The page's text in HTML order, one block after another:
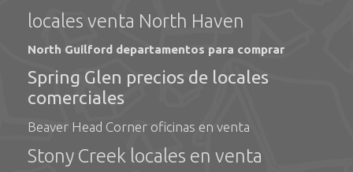
locales venta North Haven
North Guilford departamentos para comprar
Spring Glen precios de locales
comerciales
Beaver Head Corner oficinas en venta
Stony Creek locales en venta